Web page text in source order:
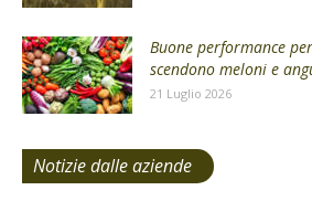
Buone performance
scendono meloni e
21 Luglio 2026
Notizie dalle aziende